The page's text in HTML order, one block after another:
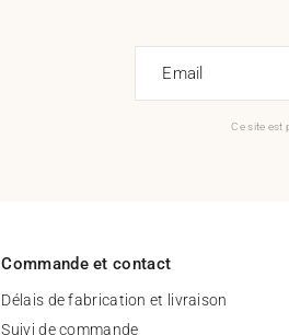
Email
Ce site est
Commande et contact
Délais de fabrication et livraison
Suivi de commande